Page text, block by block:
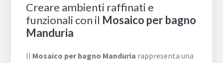
Creare ambienti raffinati e
funzionali con il Mosaico per bagno
Manduria
Il Mosaico per bagno Manduria rappresenta una